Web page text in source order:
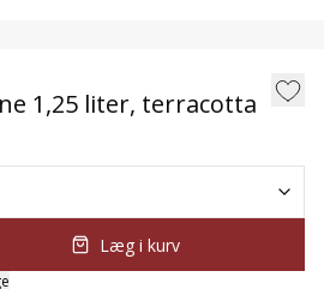
1,25 liter, terracotta
1,25 liter, terracotta
Læg i kurv